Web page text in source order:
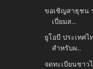
ขอเชิญสาธุชน
เปี่ยมส...
ยูโอบี ประเทศ
สำหรับผ...
จดทะเบียนชาว